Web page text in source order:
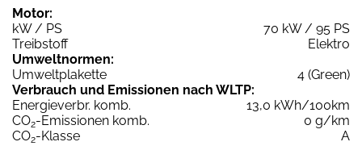
Motor:
kW / PS
70 kW / 95 PS
Treibstoff
Elektro
Umweltnormen:
Umweltplakette
4 (Green)
Verbrauch und Emissionen nach WLTP:
Energieverbr. komb.
13,0 kWh/100km
CO2-Emissionen komb.
0 g/km
CO2-Klasse
A